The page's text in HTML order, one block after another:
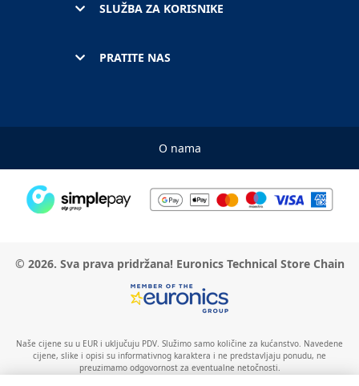
SLUŽBA ZA KORISNIKE
PRATITE NAS
O nama
© 2026. Sva prava pridržana! Euronics Technical Store Chain
Naše cijene su u EUR i uključuju PDV. Služimo samo količine za kućanstvo. Navedene
cijene, slike i opisi su informativnog karaktera i ne predstavljaju ponudu, ne
preuzimamo odgovornost za eventualne netočnosti.